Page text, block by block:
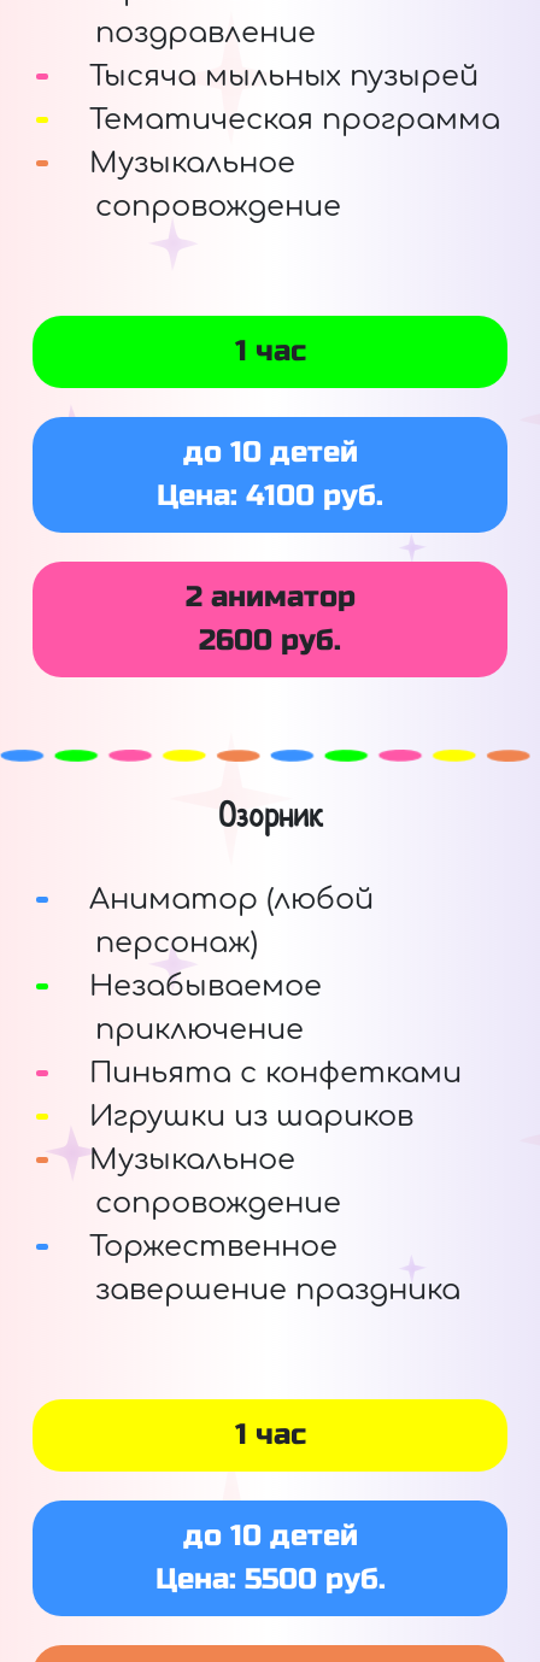
поздравление
Тысяча мыльных пузырей
Тематическая программа
Музыкальное
сопровождение
1 час
до 10 детей
Цена: 4100 руб.
2 аниматор
2600 руб.
Озорник
Аниматор (любой
персонаж)
Незабываемое
приключение
Пиньята с конфетками
Игрушки из шариков
Музыкальное
сопровождение
Торжественное
завершение праздника
1 час
до 10 детей
Цена: 5500 руб.